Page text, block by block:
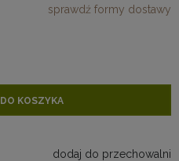
sprawdź formy dostawy
DO KOSZYKA
dodaj do przechowalni